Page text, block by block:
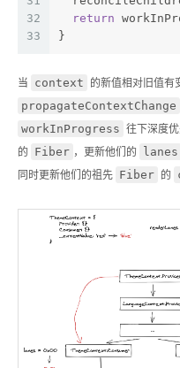
32
33
return
}
当 context 的新值相对旧值有
propagateContextChange
workInProgress 往下深度
的 Fiber ，更新他们的 lanes
同时更新他们的祖先 Fiber 的